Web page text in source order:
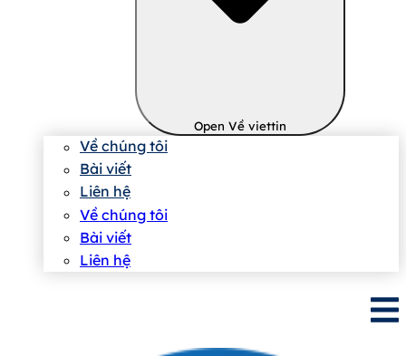
Open Về viettin
Về chúng tôi
Bài viết
Liên hệ
Về chúng tôi
Bài viết
Liên hệ